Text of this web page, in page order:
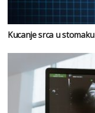
Kucanje srca u stomaku